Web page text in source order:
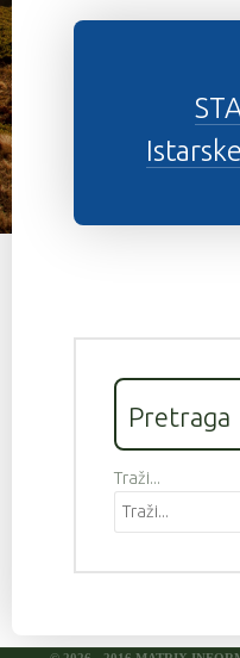
Pretraga
Traži...